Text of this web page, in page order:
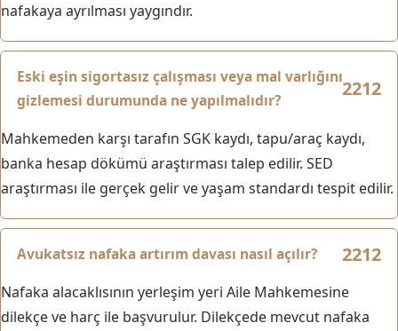
nafakaya ayrılması yaygındır.
Eski eşin sigortasız çalışması veya mal varlığını
gizlemesi durumunda ne yapılmalıdır?
Mahkemeden karşı tarafın SGK kaydı, tapu/araç kaydı,
banka hesap dökümü araştırması talep edilir. SED
araştırması ile gerçek gelir ve yaşam standardı tespit edilir.
Avukatsız nafaka artırım davası nasıl açılır?
Nafaka alacaklısının yerleşim yeri Aile Mahkemesine
dilekçe ve harç ile başvurulur. Dilekçede mevcut nafaka